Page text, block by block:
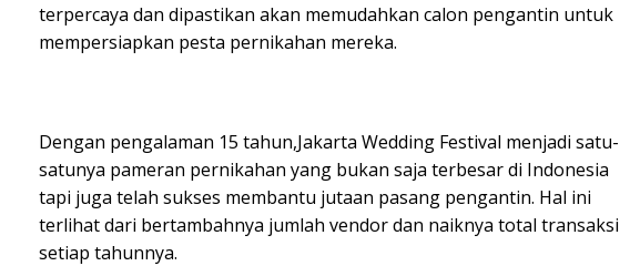
terpercaya dan dipastikan akan memudahkan calon pengantin untuk
mempersiapkan pesta pernikahan mereka.
Dengan pengalaman 15 tahun,Jakarta Wedding Festival menjadi satu-
satunya pameran pernikahan yang bukan saja terbesar di Indonesia
tapi juga telah sukses membantu jutaan pasang pengantin. Hal ini
terlihat dari bertambahnya jumlah vendor dan naiknya total transaksi
setiap tahunnya.